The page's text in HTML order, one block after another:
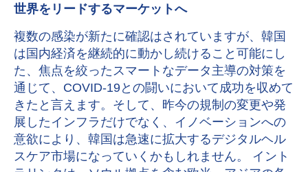
世界をリードするマーケットへ
複数の感染が新たに確認はされていますが、韓国
は国内経済を継続的に動かし続けること可能にし
た、焦点を絞ったスマートなデータ主導の対策を
通じて、COVID-19との闘いにおいて成功を収めて
きたと言えます。そして、昨今の規制の変更や発
展したインフラだけでなく、イノベーションへの
意欲により、韓国は急速に拡大するデジタルヘル
スケア市場になっていくかもしれません。 イント